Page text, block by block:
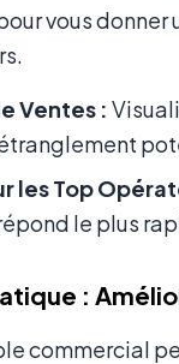
vous
Ventes :
les Top
le plus
:
commercial